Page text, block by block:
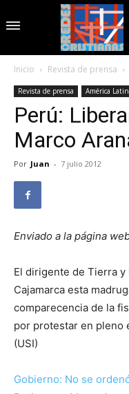
Inicio Revista de prensa
Revista de prensa América
Perú:
Marco
Por Juan - 7 julio 2012
Enviado a la página
El dirigente de Tierra
Cajamarca esta
comparecencia de la
por protestar en pleno
(USI)
Gobierno: No se